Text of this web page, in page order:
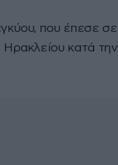
που έπεσε σε
κατά την